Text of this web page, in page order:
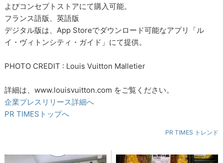
よびコンセプトストアにて購入可能。
フランス語版、英語版
デジタル版は、App Storeでダウンロード可能なアプリ「ル
イ・ヴィトンシティ・ガイド」にて提供。
PHOTO CREDIT : Louis Vuitton Malletier
詳細は、www.louisvuitton.com をご覧ください。
企業プレスリリース詳細へ
PR TIMESトップへ
PR TIMES トレンド